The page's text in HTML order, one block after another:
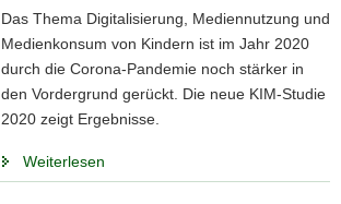
Das Thema Digitalisierung, Mediennutzung und
Medienkonsum von Kindern ist im Jahr 2020
durch die Corona-Pandemie noch stärker in
den Vordergrund gerückt. Die neue KIM-Studie
2020 zeigt Ergebnisse.
Weiterlesen